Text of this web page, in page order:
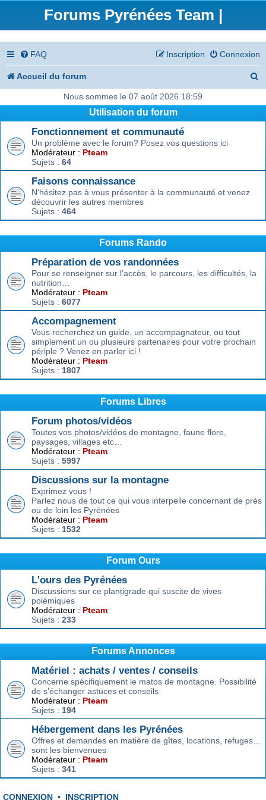
Forums Pyrénées Team |
FAQ Connexion
Inscription
Accueil du forum
e
Nous sommes le 07 août 2026 18:59
Utilisation du forum
Fonctionnement et communauté
Un problème avec le forum? Posez vos questions ici
Modérateur : Pteam
Sujets : 64
Faisons connaissance
N'hésitez pas à vous présenter à la communauté et venez
découvrir les autres membres
Sujets : 464
Forums Rando
Préparation de vos randonnées
Pour se renseigner sur l’accès, le parcours, les difficultés, la
nutrition…
Modérateur : Pteam
Sujets : 6077
Accompagnement
Vous recherchez un guide, un accompagnateur, ou tout
simplement un ou plusieurs partenaires pour votre prochain
périple ? Venez en parler ici !
Modérateur : Pteam
Sujets : 1807
Forums Libres
Forum photos/vidéos
Toutes vos photos/vidéos de montagne, faune flore,
paysages, villages etc…
Modérateur : Pteam
Sujets : 5997
Discussions sur la montagne
Exprimez vous !
Parlez nous de tout ce qui vous interpelle concernant de près
ou de loin les Pyrénées
Modérateur : Pteam
Sujets : 1532
Forum Ours
L'ours des Pyrénées
Discussions sur ce plantigrade qui suscite de vives
polémiques
Modérateur : Pteam
Sujets : 233
Forums Annonces
Matériel : achats / ventes / conseils
Concerne spécifiquement le matos de montagne. Possibilité
de s’échanger astuces et conseils
Modérateur : Pteam
Sujets : 194
Hébergement dans les Pyrénées
Offres et demandes en matière de gîtes, locations, refuges…
sont les bienvenues
Modérateur : Pteam
Sujets : 341
CONNEXION • INSCRIPTION